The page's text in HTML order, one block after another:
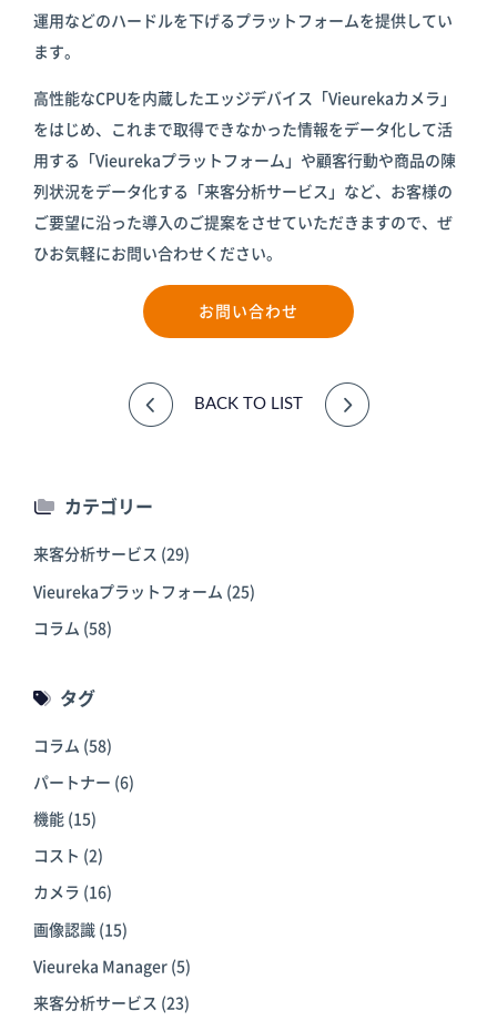
運用などのハードルを下げるプラットフォームを提供してい
ます。
高性能なCPUを内蔵したエッジデバイス「Vieurekaカメラ」
をはじめ、これまで取得できなかった情報をデータ化して活
用する「Vieurekaプラットフォーム」や顧客行動や商品の陳
列状況をデータ化する「来客分析サービス」など、お客様の
ご要望に沿った導入のご提案をさせていただきますので、ぜ
ひお気軽にお問い合わせください。
お問い合わせ
BACK TO LIST
カテゴリー
来客分析サービス (29)
Vieurekaプラットフォーム (25)
コラム (58)
タグ
コラム (58)
パートナー (6)
機能 (15)
コスト (2)
カメラ (16)
画像認識 (15)
Vieureka Manager (5)
来客分析サービス (23)